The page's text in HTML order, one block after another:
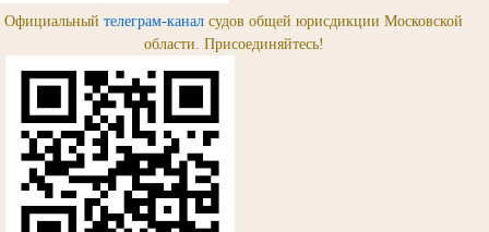
Официальный телеграм-канал судов общей юрисдикции Московской
области. Присоединяйтесь!